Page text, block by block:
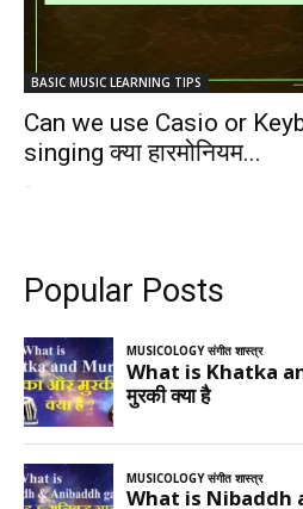
BASIC MUSIC LEARNING TIPS
Can we use Casio or
singing क्या हारमोनियम...
-
Popular Posts